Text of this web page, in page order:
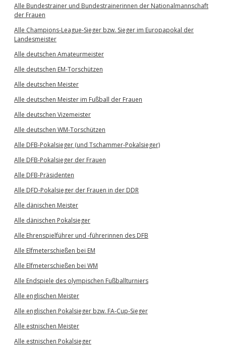
Alle Bundestrainer und Bundestrainerinnen der Nationalmannschaft
der Frauen
Alle Champions-League-Sieger bzw. Sieger im Europapokal der
Landesmeister
Alle deutschen Amateurmeister
Alle deutschen EM-Torschützen
Alle deutschen Meister
Alle deutschen Meister im Fußball der Frauen
Alle deutschen Vizemeister
Alle deutschen WM-Torschützen
Alle DFB-Pokalsieger (und Tschammer-Pokalsieger)
Alle DFB-Pokalsieger der Frauen
Alle DFB-Präsidenten
Alle DFD-Pokalsieger der Frauen in der DDR
Alle dänischen Meister
Alle dänischen Pokalsieger
Alle Ehrenspielführer und -führerinnen des DFB
Alle Elfmeterschießen bei EM
Alle Elfmeterschießen bei WM
Alle Endspiele des olympischen Fußballturniers
Alle englischen Meister
Alle englischen Pokalsieger bzw. FA-Cup-Sieger
Alle estnischen Meister
Alle estnischen Pokalsieger